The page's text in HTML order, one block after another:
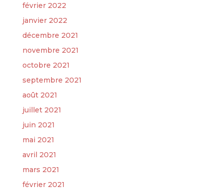
février 2022
janvier 2022
décembre 2021
novembre 2021
octobre 2021
septembre 2021
août 2021
juillet 2021
juin 2021
mai 2021
avril 2021
mars 2021
février 2021